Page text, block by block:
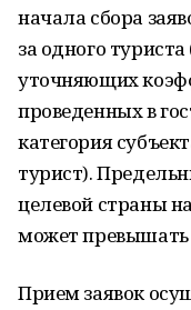
начала сбора
за одного
уточняющих
проведенных в
категория
турист).
целевой страны
может
Прием заявок